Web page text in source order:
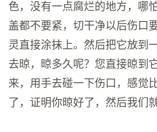
色，没有一点腐烂的地方，哪
盖都不要紧，切干净以后伤口
灵直接涂抹上。然后把它放到
去晾，晾多久呢？您直接晾到
来，用手去碰一下伤口，感觉
了，证明你晾好了，然后我们